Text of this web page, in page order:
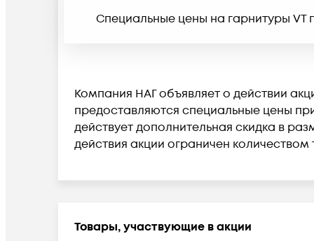
Специальные цены на гарнитуры VT
Компания НАГ объявляет о действии
предоставляются специальные цены
действует дополнительная скидка в
действия акции ограничен количеством
Товары, участвующие в акции